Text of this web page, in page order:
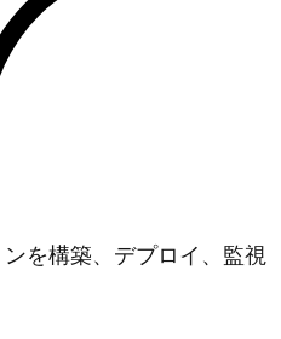
を構築、デプロイ、監視